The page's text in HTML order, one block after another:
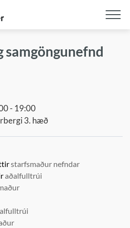
samgöngunefnd
- 19:00
3. hæð
starfsmaður nefndar
aðalfulltrúi
Opna